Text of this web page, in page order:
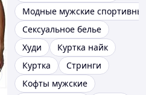
Модные мужские
Сексуальное белье
Худи
Куртка найк
Куртка
Стринги
Кофты мужские